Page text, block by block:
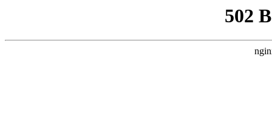
502